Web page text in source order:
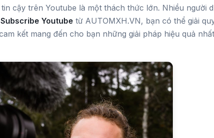
cậy trên Youtube là một thách thức lớn. Nhiều người
Subscribe Youtube
từ AUTOMXH.VN, bạn có thể giải
kết mang đến cho bạn những giải pháp hiệu quả